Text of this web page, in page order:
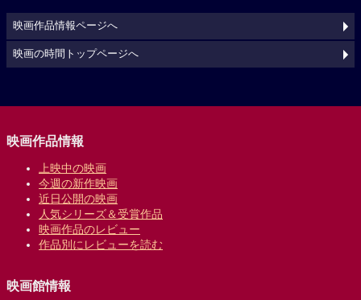
映画作品情報ページへ
映画の時間トップページへ
映画作品情報
上映中の映画
今週の新作映画
近日公開の映画
人気シリーズ＆受賞作品
映画作品のレビュー
作品別にレビューを読む
映画館情報